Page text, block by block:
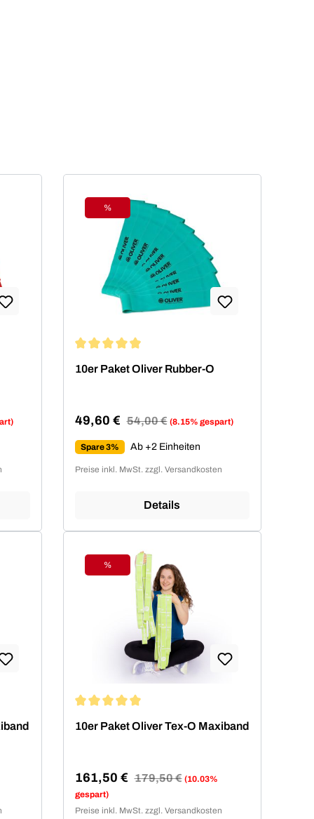
Rabatt
%
10er Paket Oliver Rubber-O
Verkaufspreis:
49,60 € Regulärer Preis:
54,00 € (8.15% gespart)
Spare 3% Ab +2 Einheiten
Preise inkl. MwSt. zzgl. Versandkosten
Details
Rabatt
%
10er Paket Oliver Tex-O Maxiband
Verkaufspreis:
161,50 € Regulärer Preis:
179,50 € (10.03%
gespart)
Preise inkl. MwSt. zzgl. Versandkosten